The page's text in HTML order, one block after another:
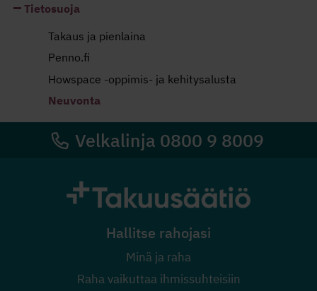
Tietosuoja
Takaus ja pienlaina
Penno.fi
Howspace -oppimis- ja kehitysalusta
Neuvonta
Velkalinja 0800 9 8009
Hallitse rahojasi
Minä ja raha
Raha vaikuttaa ihmissuhteisiin